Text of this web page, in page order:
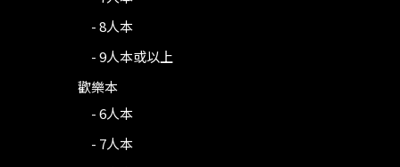
- 8人本
- 9人本或以上
歡樂本
- 6人本
- 7人本